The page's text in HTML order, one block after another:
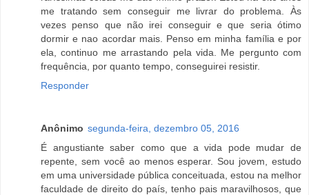
me tratando sem conseguir me livrar do problema. Às
vezes penso que não irei conseguir e que seria ótimo
dormir e nao acordar mais. Penso em minha família e por
ela, continuo me arrastando pela vida. Me pergunto com
frequência, por quanto tempo, conseguirei resistir.
Responder
Anônimo segunda-feira, dezembro 05, 2016
É angustiante saber como que a vida pode mudar de
repente, sem você ao menos esperar. Sou jovem, estudo
em uma universidade pública conceituada, estou na melhor
faculdade de direito do país, tenho pais maravilhosos, que